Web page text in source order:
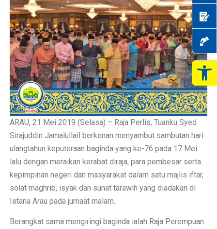
ARAU, 21 Mei 2019 (Selasa) – Raja Perlis, Tuanku Syed
Sirajuddin Jamalullail berkenan menyambut sambutan hari
ulangtahun keputeraan baginda yang ke-76 pada 17 Mei
lalu dengan meraikan kerabat diraja, para pembesar serta
kepimpinan negeri dan masyarakat dalam satu majlis iftar,
solat maghrib, isyak dan sunat tarawih yang diadakan di
Istana Arau pada jumaat malam.
Berangkat sama mengiringi baginda ialah Raja Perempuan